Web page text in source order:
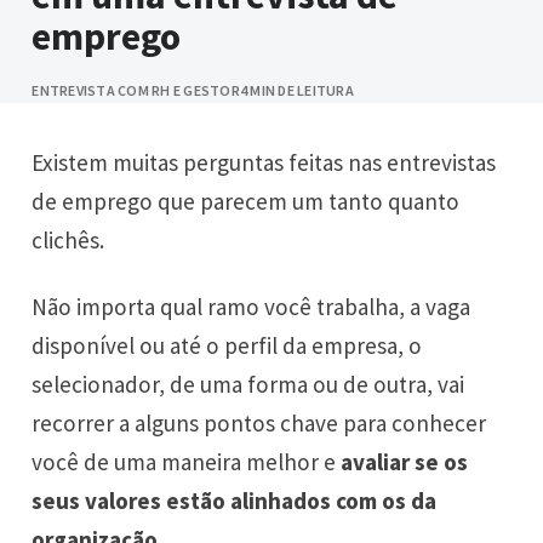
emprego
ENTREVISTA COM RH E GESTOR4 MIN DE LEITURA
Existem muitas perguntas feitas nas entrevistas
de emprego que parecem um tanto quanto
clichês.
Não importa qual ramo você trabalha, a vaga
disponível ou até o perfil da empresa, o
selecionador, de uma forma ou de outra, vai
recorrer a alguns pontos chave para conhecer
você de uma maneira melhor e avaliar se os
seus valores estão alinhados com os da